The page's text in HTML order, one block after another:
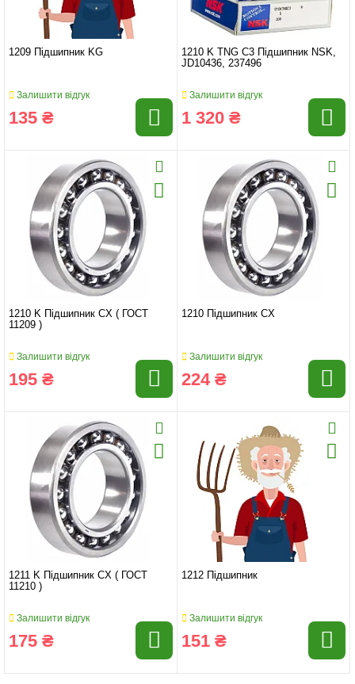
1209 Підшипник KG
Залишити відгук
135 ₴
1210 K TNG C3 Підшипник NSK,
JD10436, 237496
Залишити відгук
1 320 ₴
1210 K Підшипник CX ( ГОСТ
11209 )
Залишити відгук
195 ₴
1210 Підшипник CX
Залишити відгук
224 ₴
1211 K Підшипник CX ( ГОСТ
11210 )
Залишити відгук
175 ₴
1212 Підшипник
Залишити відгук
151 ₴